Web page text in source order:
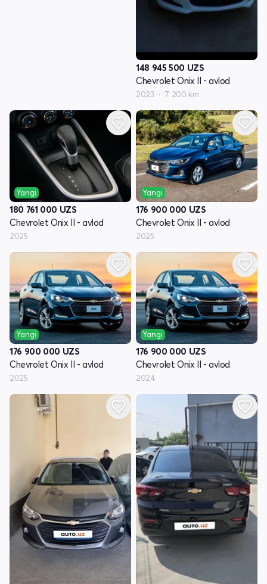
148 945 500 UZS
Chevrolet Onix II - avlod
2023 7 200 km
Yangi
180 761 000 UZS
Chevrolet Onix II - avlod
2025
Yangi
176 900 000 UZS
Chevrolet Onix II - avlod
2025
Yangi
176 900 000 UZS
Chevrolet Onix II - avlod
2025
Yangi
176 900 000 UZS
Chevrolet Onix II - avlod
2024